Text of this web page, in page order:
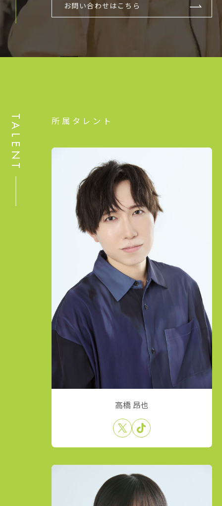
お問い合わせはこちら
TALENT 所属タレント
高橋 昂也